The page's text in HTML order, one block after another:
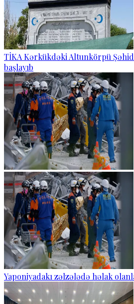
TİKA Kərkükdəki Altunkörpü
başlayıb
Yaponiyadakı zəlzələdə həlak